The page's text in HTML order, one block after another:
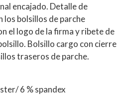
encajado. Detalle de
los bolsillos de parche
el logo de la firma y ribete de
Bolsillo cargo con cierre
traseros de parche.
6 % spandex